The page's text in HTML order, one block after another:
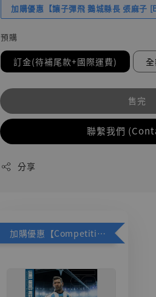
加購優惠【讓子彈飛 鵝城縣長 張麻子
預購
訂金(待補尾款+國際運費)
售完
聯繫我們
分享
加購優惠【Competitive Toys 梅西 [CM001]】